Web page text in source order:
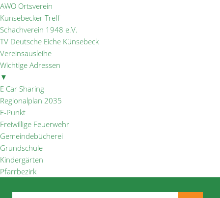
AWO Ortsverein
Künsebecker Treff
Schachverein 1948 e.V.
TV Deutsche Eiche Künsebeck
Vereinsausleihe
Wichtige Adressen
▼
E Car Sharing
Regionalplan 2035
E-Punkt
Freiwillige Feuerwehr
Gemeindebücherei
Grundschule
Kindergärten
Pfarrbezirk